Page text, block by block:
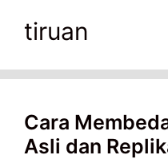
tiruan
Cara
Asli dan